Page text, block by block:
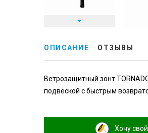
ОПИСАНИЕ ОТЗЫВЫ
Ветрозащитный зонт
подвеской с быстрым
Хочу